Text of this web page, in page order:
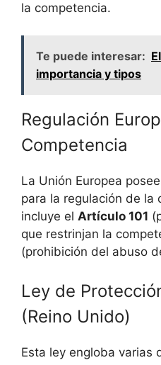
la competencia.
Te puede interesar:
importancia y tipos
Regulación
Competencia
La Unión Europea
para la regulación de la
incluye el Artículo 101
que restrinjan la
(prohibición del abuso
Ley de
(Reino Unido)
Esta ley engloba varias